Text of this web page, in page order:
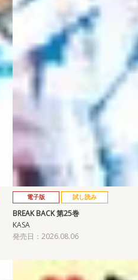
電子版 試し読み
BREAK BACK 第25巻
KASA
発売日：2026.08.06